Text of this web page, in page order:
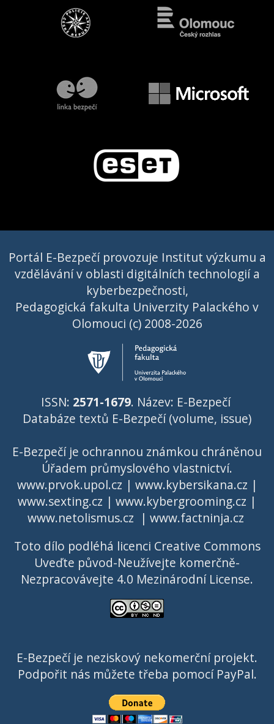
Portál E-Bezpečí provozuje Institut výzkumu a
vzdělávání v oblasti digitálních technologií a
kyberbezpečnosti,
Pedagogická fakulta Univerzity Palackého v
Olomouci (c) 2008-2026
ISSN: 2571-1679. Název: E-Bezpečí
Databáze textů E-Bezpečí (volume, issue)
E-Bezpečí je ochrannou známkou chráněnou
Úřadem průmyslového vlastnictví.
www.prvok.upol.cz | www.kybersikana.cz |
www.sexting.cz | www.kybergrooming.cz |
www.netolismus.cz | www.factninja.cz
Toto dílo podléhá licenci Creative Commons
Uveďte původ-Neužívejte komerčně-
Nezpracovávejte 4.0 Mezinárodní License.
E-Bezpečí je neziskový nekomerční projekt.
Podpořit nás můžete třeba pomocí PayPal.